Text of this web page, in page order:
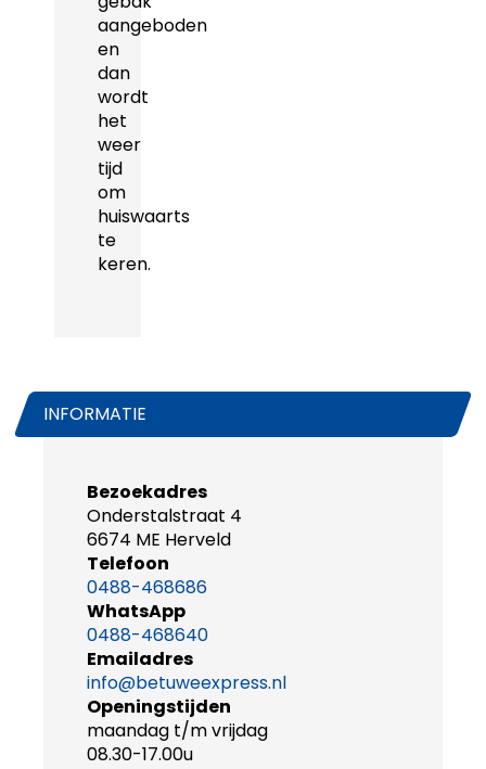
aangeboden
en
dan
wordt
het
weer
tijd
om
huiswaarts
te
keren.
INFORMATIE
Bezoekadres
Onderstalstraat 4
6674 ME Herveld
Telefoon
0488-468686
WhatsApp
0488-468640
Emailadres
info@betuweexpress.nl
Openingstijden
maandag t/m vrijdag
08.30-17.00u